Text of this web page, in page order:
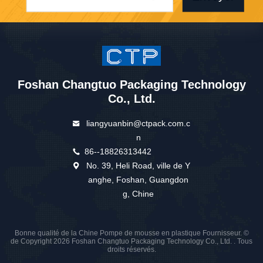
Foshan Changtuo Packaging Technology
Co., Ltd.
liangyuanbin@ctpack.com.c
n
86--18826313442
No. 39, Heli Road, ville de Y
anghe, Foshan, Guangdon
g, Chine
Bonne qualité de la Chine Pompe de mousse en plastique Fournisseur. ©
de Copyright 2026 Foshan Changtuo Packaging Technology Co., Ltd. . Tous
droits réservés.